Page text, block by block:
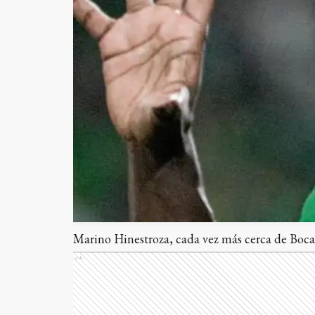
Marino Hinestroza, cada vez más cerca de
Ads